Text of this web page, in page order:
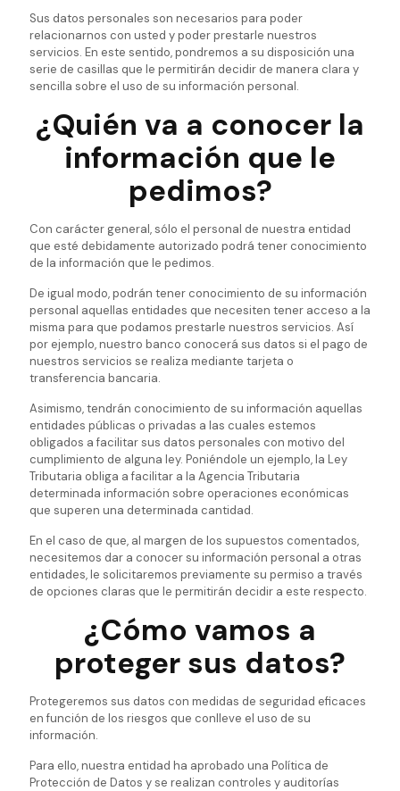
Sus datos personales son necesarios para poder
relacionarnos con usted y poder prestarle nuestros
servicios. En este sentido, pondremos a su disposición una
serie de casillas que le permitirán decidir de manera clara y
sencilla sobre el uso de su información personal.
¿Quién va a conocer la
información que le
pedimos?
Con carácter general, sólo el personal de nuestra entidad
que esté debidamente autorizado podrá tener conocimiento
de la información que le pedimos.
De igual modo, podrán tener conocimiento de su información
personal aquellas entidades que necesiten tener acceso a la
misma para que podamos prestarle nuestros servicios. Así
por ejemplo, nuestro banco conocerá sus datos si el pago de
nuestros servicios se realiza mediante tarjeta o
transferencia bancaria.
Asimismo, tendrán conocimiento de su información aquellas
entidades públicas o privadas a las cuales estemos
obligados a facilitar sus datos personales con motivo del
cumplimiento de alguna ley. Poniéndole un ejemplo, la Ley
Tributaria obliga a facilitar a la Agencia Tributaria
determinada información sobre operaciones económicas
que superen una determinada cantidad.
En el caso de que, al margen de los supuestos comentados,
necesitemos dar a conocer su información personal a otras
entidades, le solicitaremos previamente su permiso a través
de opciones claras que le permitirán decidir a este respecto.
¿Cómo vamos a
proteger sus datos?
Protegeremos sus datos con medidas de seguridad eficaces
en función de los riesgos que conlleve el uso de su
información.
Para ello, nuestra entidad ha aprobado una Política de
Protección de Datos y se realizan controles y auditorías